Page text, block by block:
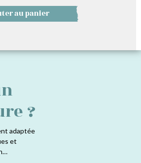
au panier
?
adaptée
et